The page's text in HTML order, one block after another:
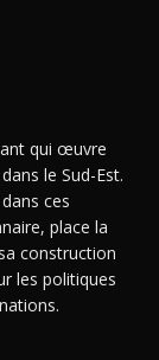
qui œuvre
le Sud-Est.
ces
place la
construction
les politiques